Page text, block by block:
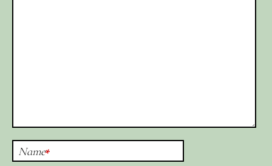
Name*